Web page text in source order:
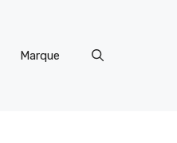
Marque